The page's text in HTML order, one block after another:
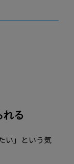
る
い」という気